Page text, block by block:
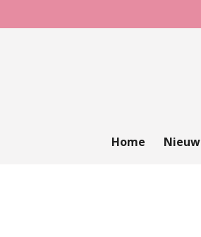
direct
Home Nieuw